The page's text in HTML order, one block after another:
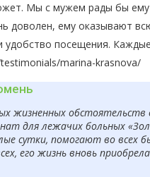
Мы с мужем рады бы ему
доволен, ему оказывают
удобство посещения.
marina-krasnova/
жизненных
для лежачих больных
сутки, помогают во всех
его жизнь вновь